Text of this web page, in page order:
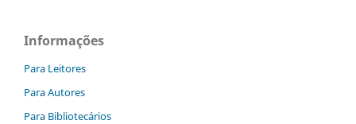
Informações
Para Leitores
Para Autores
Para Bibliotecários